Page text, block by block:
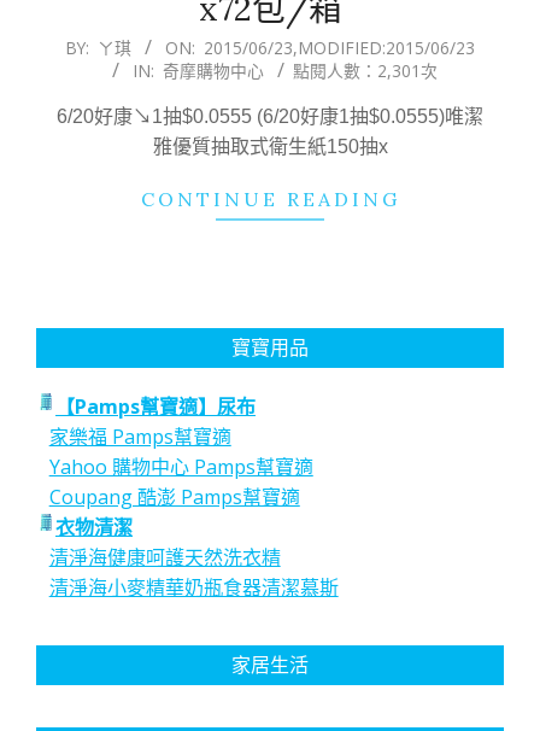
2015-
23
BY: ㄚ琪 ON: 2015/06/23,MODIFIED:2015/06/23
IN: 奇摩購物中心 點閱人數：2,301次
6/20好康↘1抽$0.0555 (6/20好康1抽$0.0555)唯潔
雅優質抽取式衛生紙150抽x
CONTINUE READING
寶寶用品
【Pamps幫寶適】尿布
家樂福 Pamps幫寶適
Yahoo 購物中心 Pamps幫寶適
Coupang 酷澎 Pamps幫寶適
衣物清潔
清淨海健康呵護天然洗衣精
清淨海小麥精華奶瓶食器清潔慕斯
家居生活